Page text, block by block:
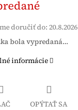
doručiť do: 20.8.2026
bola vypredaná…
informácie
OPÝTAŤ SA